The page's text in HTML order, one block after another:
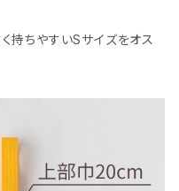
持ちやすいSサイズをオス